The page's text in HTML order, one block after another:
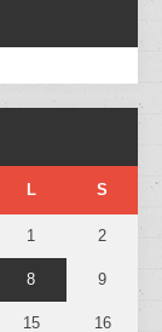
L S
1 2
8 9
15 16